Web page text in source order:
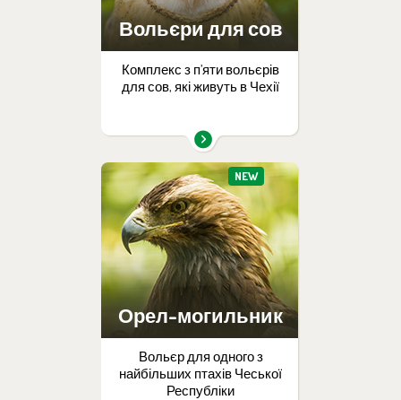
Вольєри для сов
Комплекс з п’яти вольєрів
для сов, які живуть в Чехії
NEW
Орел-могильник
Вольєр для одного з
найбільших птахів Чеської
Республіки